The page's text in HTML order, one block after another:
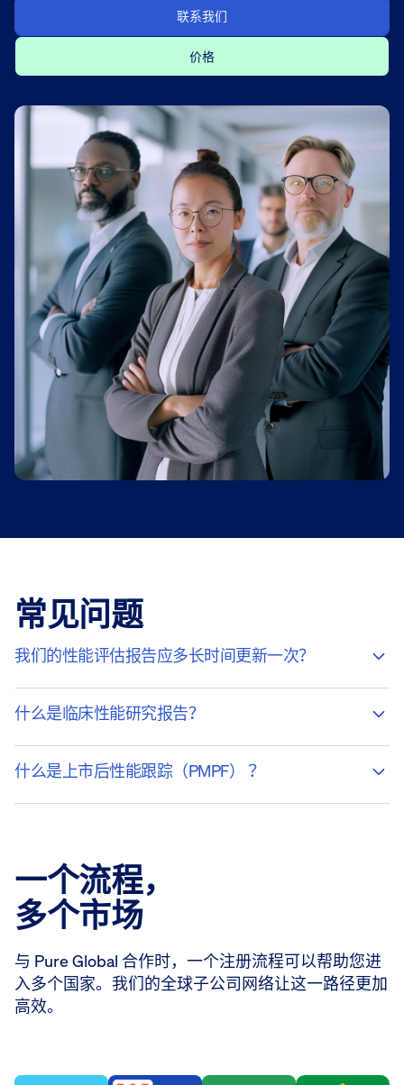
联系我们
价格
常见问题
我们的性能评估报告应多长时间更新一次？
什么是临床性能研究报告？
什么是上市后性能跟踪（PMPF）？
一个流程，
多个市场
与 Pure Global 合作时，一个注册流程可以帮助您进
入多个国家。我们的全球子公司网络让这一路径更加
高效。